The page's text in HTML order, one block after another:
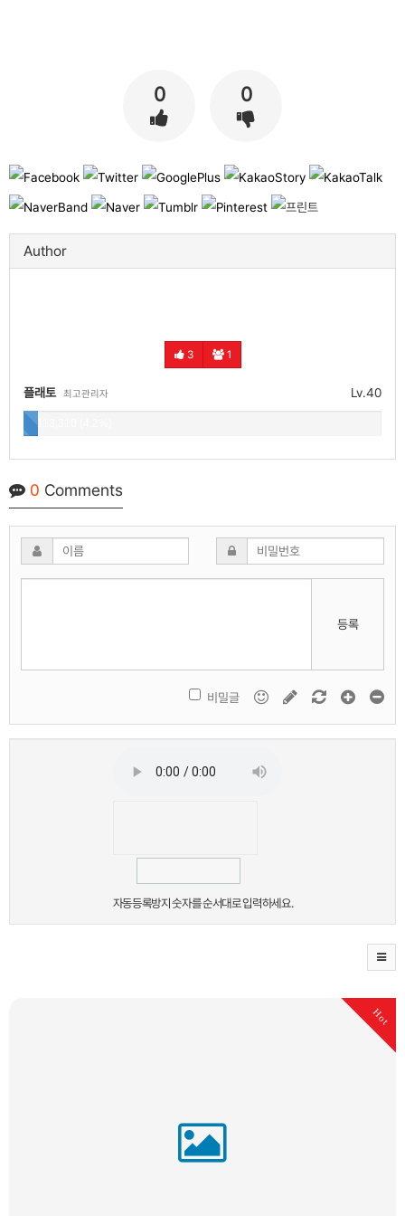
0 0
Author
3 1
Lv.40
플래토 최고관리자
113,310 (4.2%)
0 Comments
등록
비밀글
자동등록방지 숫자를 순서대로 입력하세요.
Hot